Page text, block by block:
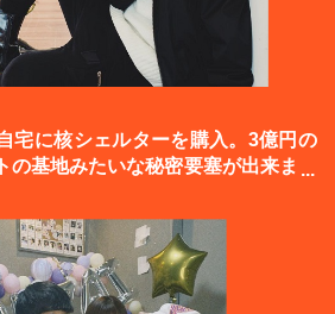
宅に核シェルターを購入。3億円の
の基地みたいな秘密要塞が出来まし